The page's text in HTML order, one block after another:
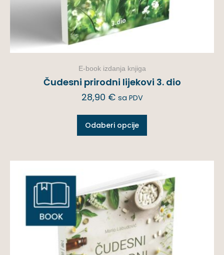
E-book izdanja knjiga
Čudesni prirodni lijekovi 3. dio
28,90 € sa PDV
Odaberi opcije